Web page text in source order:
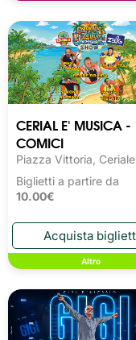
CERIAL E' MUSICA -
COMICI
Piazza Vittoria, Ceriale
Biglietti a partire da
10.00€
Altro